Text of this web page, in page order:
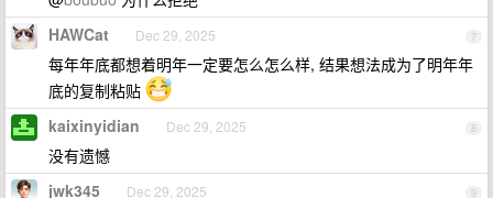
7
HAWCat Dec 29, 2025
每年年底都想着明年一定要怎么怎么样, 结果想法成为了明年年
底的复制粘贴
8
kaixinyidian Dec 29, 2025
没有遗憾
9
jwk345 Dec 29, 2025